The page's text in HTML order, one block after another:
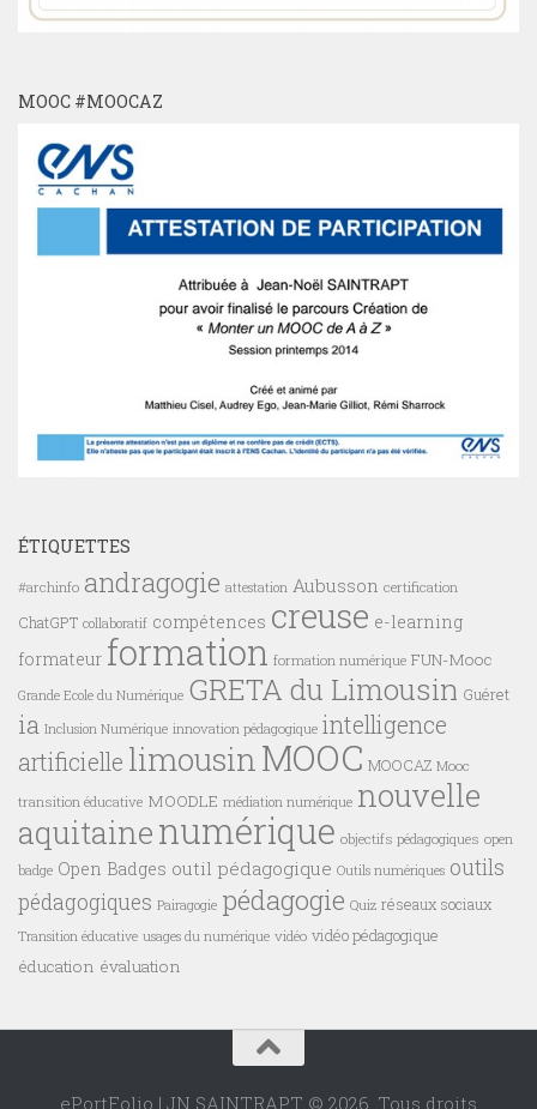
MOOC #MOOCAZ
ÉTIQUETTES
#archinfo andragogie attestation Aubusson certification
ChatGPT collaboratif compétences creuse e-learning
formateur formation formation numérique FUN-Mooc
Grande Ecole du Numérique GRETA du Limousin Guéret
ia Inclusion Numérique innovation pédagogique intelligence
artificielle limousinMOOC MOOCAZ Mooc
transition éducative MOODLE médiation numérique nouvelle
aquitainenumérique objectifs pédagogiques open
badge Open Badges outil pédagogique Outils numériques outils
pédagogiques Pairagogie pédagogie Quiz réseaux sociaux
Transition éducative usages du numérique vidéo vidéo pédagogique
éducation évaluation
ePortFolio | JN SAINTRAPT © 2026. Tous droits